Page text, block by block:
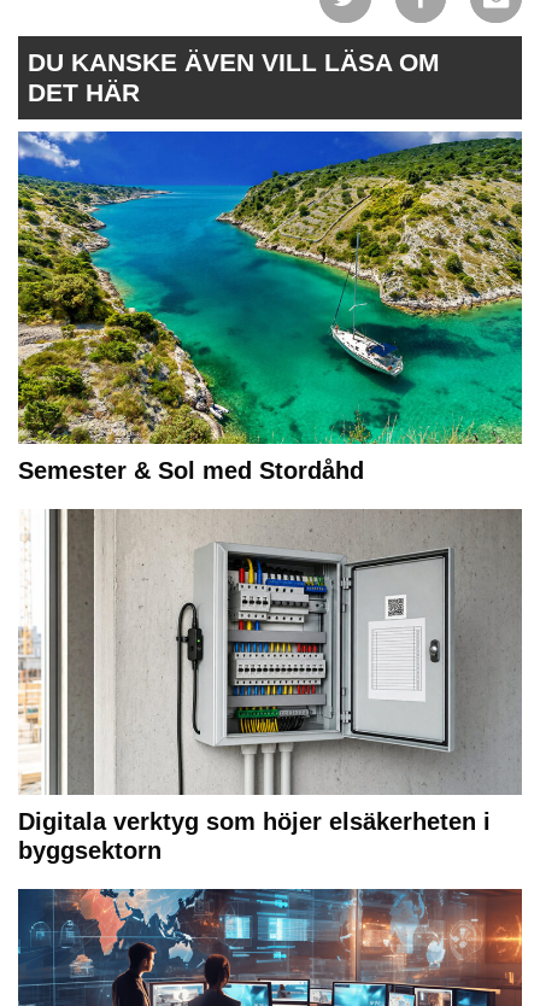
DU KANSKE ÄVEN VILL LÄSA OM
DET HÄR
Semester & Sol med Stordåhd
Digitala verktyg som höjer elsäkerheten i
byggsektorn